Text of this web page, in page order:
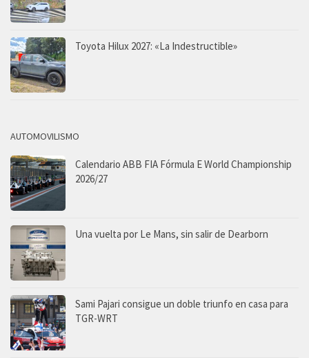
Toyota Hilux 2027: «La Indestructible»
AUTOMOVILISMO
Calendario ABB FIA Fórmula E World Championship
2026/27
Una vuelta por Le Mans, sin salir de Dearborn
Sami Pajari consigue un doble triunfo en casa para
TGR-WRT